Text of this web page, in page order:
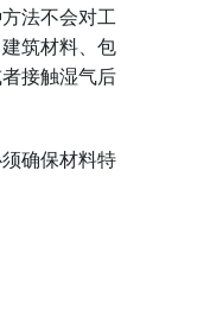
法不会对工
筑材料、包
者接触湿气后
确保材料特